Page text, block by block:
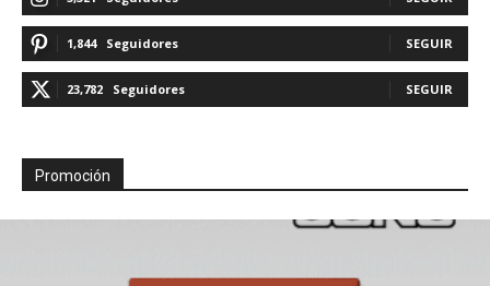
1,844 Seguidores SEGUIR
23,782 Seguidores SEGUIR
Promoción